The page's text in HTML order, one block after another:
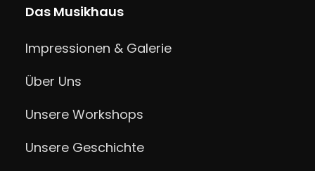
Das Musikhaus
Impressionen & Galerie
Über Uns
Unsere Workshops
Unsere Geschichte